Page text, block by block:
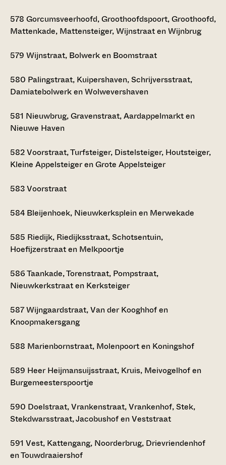
578 Gorcumsveerhoofd, Groothoofdspoort, Groothoofd,
Mattenkade, Mattensteiger, Wijnstraat en Wijnbrug
579 Wijnstraat, Bolwerk en Boomstraat
580 Palingstraat, Kuipershaven, Schrijversstraat,
Damiatebolwerk en Wolwevershaven
581 Nieuwbrug, Gravenstraat, Aardappelmarkt en
Nieuwe Haven
582Voorstraat, Turfsteiger, Distelsteiger, Houtsteiger,
Kleine Appelsteiger en Grote Appelsteiger
583Voorstraat
584 Bleijenhoek, Nieuwkerksplein en Merwekade
585 Riedijk, Riedijksstraat, Schotsentuin,
Hoefijzerstraat en Melkpoortje
586Taankade, Torenstraat, Pompstraat,
Nieuwkerkstraat en Kerksteiger
587Wijngaardstraat, Van der Kooghhof en
Knoopmakersgang
588 Marienbornstraat, Molenpoort en Koningshof
589 Heer Heijmansuijsstraat, Kruis, Meivogelhof en
Burgemeesterspoortje
590 Doelstraat, Vrankenstraat, Vrankenhof, Stek,
Stekdwarsstraat, Jacobushof en Veststraat
591 Vest, Kattengang, Noorderbrug, Drievriendenhof
en Touwdraaiershof